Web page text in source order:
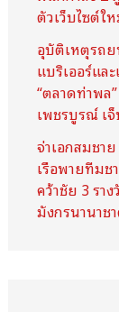
ตัวเว็บไซต์ใ
อุบัติเหตุรถ
แบริเออร์แล
“ตลาดท่าพล
เพชรบูรณ์ เ
จ่าเอกสมชา
เรือพายทีมช
คว้าชัย 3 รา
มังกรนานาช